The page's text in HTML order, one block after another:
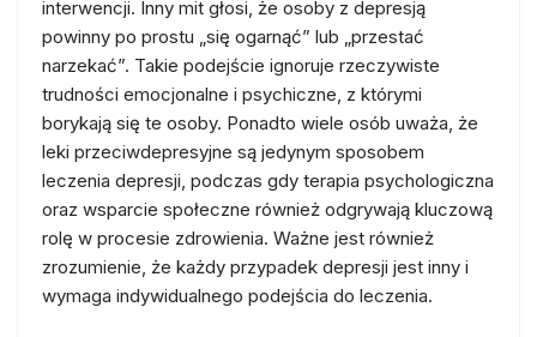
interwencji. Inny mit głosi, że osoby z depresją
powinny po prostu „się ogarnąć” lub „przestać
narzekać”. Takie podejście ignoruje rzeczywiste
trudności emocjonalne i psychiczne, z którymi
borykają się te osoby. Ponadto wiele osób uważa, że
leki przeciwdepresyjne są jedynym sposobem
leczenia depresji, podczas gdy terapia psychologiczna
oraz wsparcie społeczne również odgrywają kluczową
rolę w procesie zdrowienia. Ważne jest również
zrozumienie, że każdy przypadek depresji jest inny i
wymaga indywidualnego podejścia do leczenia.